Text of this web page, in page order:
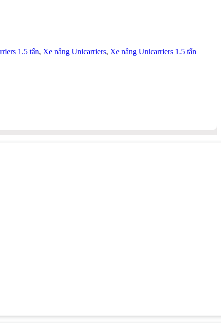
1.5 tấn, Xe nâng Unicarriers, Xe nâng Unicarriers 1.5 tấn